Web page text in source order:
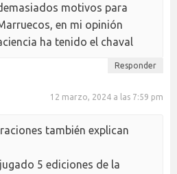
motivos para
en mi opinión
ha tenido el chaval
Responder
12 marzo, 2024 a las 7:59 pm
también explican
5 ediciones de la